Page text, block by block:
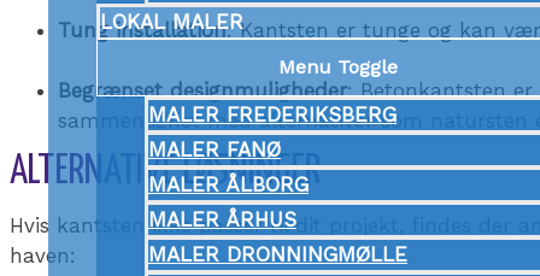
LOKAL MALER
Menu Toggle
MALER FREDERIKSBERG
MALER FANØ
MALER ÅLBORG
MALER ÅRHUS
MALER DRONNINGMØLLE
Tung installation: Kantsten er tunge og kan
Begrænset designmuligheder: Betonkantsten
sammenlignet med alternativer som natursten
ALTERNATIVE LØSNINGER
Hvis kantsten ikke passer til dit projekt, findes der
haven: